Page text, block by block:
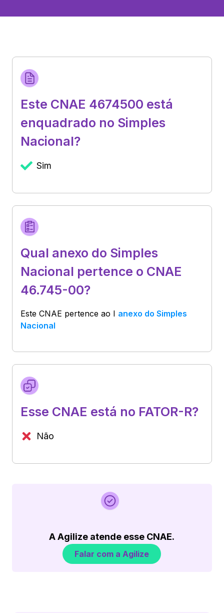
Este CNAE 4674500 está
enquadrado no Simples
Nacional?
Sim
Qual anexo do Simples
Nacional pertence o CNAE
46.745-00?
Este CNAE pertence ao I anexo do Simples
Nacional
Esse CNAE está no FATOR-R?
Não
A Agilize atende esse CNAE.
Falar com a Agilize